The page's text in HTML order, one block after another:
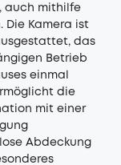
auch mithilfe
Die Kamera ist
das
Betrieb
einmal
die
mit einer
Abdeckung